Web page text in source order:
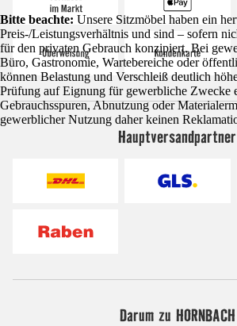
Bitte beachte: Unsere Sitzmöbel haben ein
Preis-/Leistungsverhältnis und sind – sofern
für den privaten Gebrauch konzipiert. Bei
Büro, Gastronomie, Wartebereiche oder
können Belastung und Verschleiß deutlich
Prüfung auf Eignung für gewerbliche Zwecke
Gebrauchsspuren, Abnutzung oder
gewerblicher Nutzung daher keinen
Hauptversandpartner
Darum zu HORNBACH